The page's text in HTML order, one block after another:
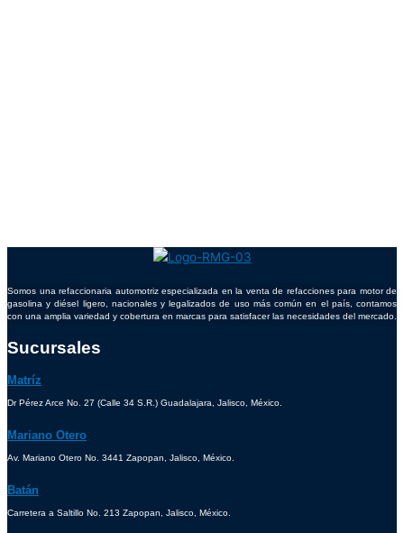
Somos una refaccionaria automotriz especializada en la venta de refacciones para motor de
gasolina y diésel ligero, nacionales y legalizados de uso más común en el país, contamos
con una amplia variedad y cobertura en marcas para satisfacer las necesidades del mercado.
Sucursales
Matríz
Dr Pérez Arce No. 27 (Calle 34 S.R.) Guadalajara, Jalisco, México.
Mariano Otero
Av. Mariano Otero No. 3441 Zapopan, Jalisco, México.
Batán
Carretera a Saltillo No. 213 Zapopan, Jalisco, México.